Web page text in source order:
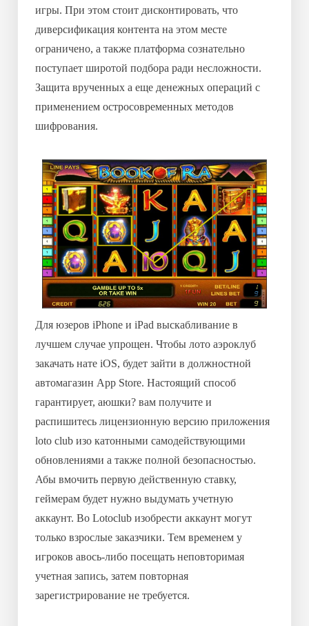
игры. При этом стоит дисконтировать, что
диверсификация контента на этом месте
ограничено, а также платформа сознательно
поступает широтой подбора ради несложности.
Защита врученных а еще денежных операций с
применением остросовременных методов
шифрования.
Для юзеров iPhone и iPad выскабливание в
лучшем случае упрощен. Чтобы лото аэроклуб
закачать нате iOS, будет зайти в должностной
автомагазин App Store. Настоящий способ
гарантирует, аюшки? вам получите и
распишитесь лицензионную версию приложения
loto club изо катонными самодействующими
обновлениями а также полной безопасностью.
Абы вмочить первую действенную ставку,
геймерам будет нужно выдумать учетную
аккаунт. Во Lotoclub изобрести аккаунт могут
только взрослые заказчики. Тем временем у
игроков авось-либо посещать неповторимая
учетная запись, затем повторная
зарегистрирование не требуется.